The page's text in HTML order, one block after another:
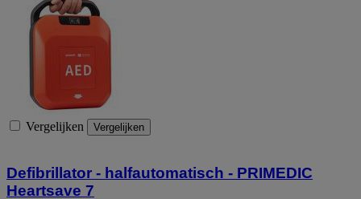
Vergelijken Vergelijken
Defibrillator - halfautomatisch - PRIMEDIC
Heartsave 7